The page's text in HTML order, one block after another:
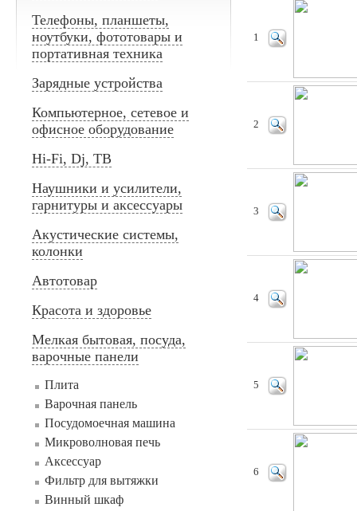
Телефоны, планшеты,
ноутбуки, фототовары и
портативная техника
Зарядные устройства
Компьютерное, сетевое и
офисное оборудование
Hi-Fi, Dj, ТВ
Наушники и усилители,
гарнитуры и аксессуары
Акустические системы,
колонки
Автотовар
Красота и здоровье
Мелкая бытовая, посуда,
варочные панели
Плита
Варочная панель
Посудомоечная машина
Микроволновая печь
Аксессуар
Фильтр для вытяжки
Винный шкаф
1
2
3
4
5
6